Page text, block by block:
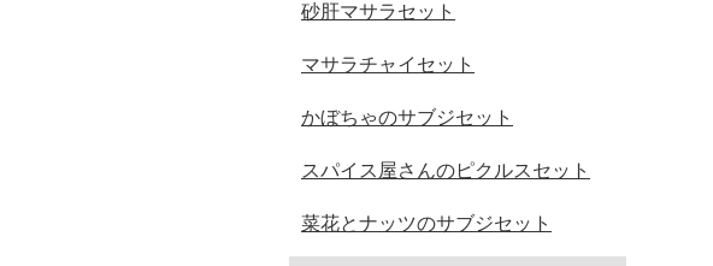
砂肝マサラセット
マサラチャイセット
かぼちゃのサブジセット
スパイス屋さんのピクルスセット
菜花とナッツのサブジセット